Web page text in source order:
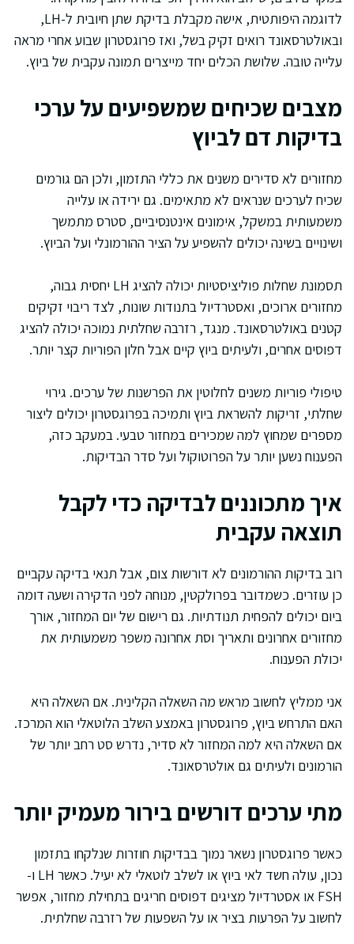
לדוגמה היפותטית, אישה מקבלת בדיקת שתן חיובית ל-LH,
ובאולטרסאונד רואים זקיק בשל, ואז פרוגסטרון שבוע אחרי מראה
עלייה טובה. שלושת הכלים יחד מייצרים תמונה עקבית של ביוץ.
מצבים שכיחים שמשפיעים על ערכי
בדיקות דם לביוץ
מחזורים לא סדירים משנים את כללי התזמון, ולכן הם גורמים
שכיח לערכים שנראים לא מתאימים. גם ירידה או עלייה
משמעותית במשקל, אימונים אינטנסיביים, סטרס מתמשך
ושינויים בשינה יכולים להשפיע על הציר ההורמונלי ועל הביוץ.
תסמונת שחלות פוליציסטיות יכולה להציג LH יחסית גבוה,
מחזורים ארוכים, ואסטרדיול בתנודות שונות, לצד ריבוי זקיקים
קטנים באולטרסאונד. מנגד, רזרבה שחלתית נמוכה יכולה להציג
דפוסים אחרים, ולעיתים ביוץ קיים אבל חלון הפוריות קצר יותר.
טיפולי פוריות משנים לחלוטין את הפרשנות של ערכים. גירוי
שחלתי, זריקות להשראת ביוץ ותמיכה בפרוגסטרון יכולים ליצור
מספרים שמחוץ למה שמכירים במחזור טבעי. במעקב כזה,
הפענוח נשען יותר על הפרוטוקול ועל סדר הבדיקות.
איך מתכוננים לבדיקה כדי לקבל
תוצאה עקבית
רוב בדיקות ההורמונים לא דורשות צום, אבל תנאי בדיקה עקביים
כן עוזרים. כשמדובר בפרולקטין, מנוחה לפני הדקירה ושעה דומה
ביום יכולים להפחית תנודתיות. גם רישום של יום המחזור, אורך
מחזורים אחרונים ותאריך וסת אחרונה משפר משמעותית את
יכולת הפענוח.
אני ממליץ לחשוב מראש מה השאלה הקלינית. אם השאלה היא
האם התרחש ביוץ, פרוגסטרון באמצע השלב הלוטאלי הוא המרכז.
אם השאלה היא למה המחזור לא סדיר, נדרש סט רחב יותר של
הורמונים ולעיתים גם אולטרסאונד.
מתי ערכים דורשים בירור מעמיק יותר
כאשר פרוגסטרון נשאר נמוך בבדיקות חוזרות שנלקחו בתזמון
נכון, עולה חשד לאי ביוץ או לשלב לוטאלי לא יעיל. כאשר LH ו-
FSH או אסטרדיול מציגים דפוסים חריגים בתחילת מחזור, אפשר
לחשוב על הפרעות בציר או על השפעות של רזרבה שחלתית.